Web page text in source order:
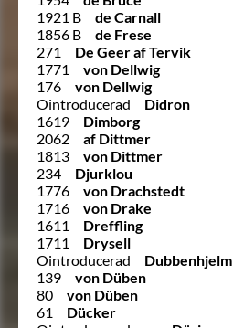
1921 B
de Carnall
1856 B
de Frese
271
De Geer af Tervik
1771
von Dellwig
176
von Dellwig
Ointroducerad
Didron
1619
Dimborg
2062
af Dittmer
1813
von Dittmer
234
Djurklou
1776
von Drachstedt
1716
von Drake
1611
Dreffling
1711
Drysell
Ointroducerad
Dubbenhjelm
139
von Düben
80
von Düben
61
Dücker